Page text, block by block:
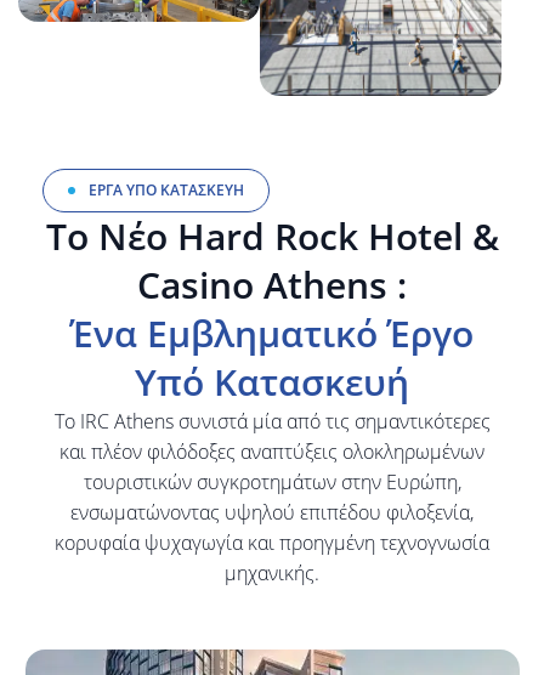
ΕΡΓΑ ΥΠΟ ΚΑΤΑΣΚΕΥΗ
Το Νέο Hard Rock Hotel &
Casino Athens :
Ένα Εμβληματικό Έργο
Υπό Κατασκευή
Το IRC Athens συνιστά μία από τις σημαντικότερες
και πλέον φιλόδοξες αναπτύξεις ολοκληρωμένων
τουριστικών συγκροτημάτων στην Ευρώπη,
ενσωματώνοντας υψηλού επιπέδου φιλοξενία,
κορυφαία ψυχαγωγία και προηγμένη τεχνογνωσία
μηχανικής.
Διασφάλιση
ποιότητας
Το πιστοποιημένο σύστημα
διασφάλισης ποιότητας
μας εγγυάται τη
συμμόρφωση και τον
έλεγχο των υλικών, του
εξοπλισμού, των